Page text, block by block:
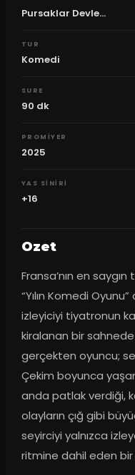
Pursaklar Devle...
TUR
Komedi
SURE
90 dk
PROMIYER
2025
YAS SINIRI
+16
Ozet
Fransa’nın en
“Yılın Komedi
izleyiciyi tiyatronun
kiralanan bir
gerçekten oyuncu;
Çekim boyunca
anda patlak verdiği,
olayların çığ gibi
seyirciyi yalnızca
ritmine dahil eden